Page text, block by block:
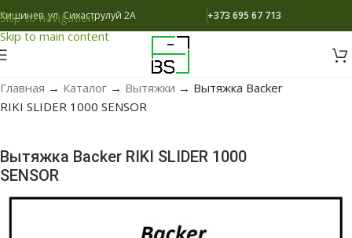
Skip to navigation
Skip to main content
Кишинев, ул. Сихаструлуй 2A +373 695 67 713
Главная → Каталог → Вытяжки → Вытяжка Backer
RIKI SLIDER 1000 SENSOR
Вытяжка Backer RIKI SLIDER 1000
SENSOR